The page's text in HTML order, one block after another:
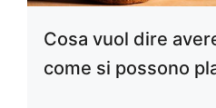
Cosa vuol dire
come si possono